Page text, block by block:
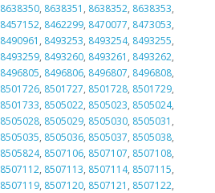
8638350, 8638351 , 8638352, 8638353,
8457152, 8462299, 8470077, 8473053,
8490961 , 8493253, 8493254, 8493255,
8493259, 8493260, 8493261 , 8493262,
8496805, 8496806, 8496807, 8496808,
8501726, 8501727, 8501728, 8501729,
8501733, 8505022, 8505023, 8505024,
8505028, 8505029, 8505030, 8505031 ,
8505035, 8505036, 8505037, 8505038,
8505824, 8507106, 8507107, 8507108,
8507112, 8507113, 8507114, 8507115,
8507119, 8507120, 8507121 , 8507122,